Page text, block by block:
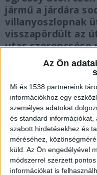
Az Ön
Mi és 1538 partnereink
információkhoz egy
személyes adatokat
és standard információkat,
szabott hirdetésekhez és
méréséhez,
küld. Az Ön engedélyével
módszerrel szerzett
információkat is
jármű a járdára
villanyoszlopnak
visszapördült az
utas szerencsése
Állítólag
Péntek éjjel a zuglói
Volkswagen Passat
körút felé négy
sebességnél